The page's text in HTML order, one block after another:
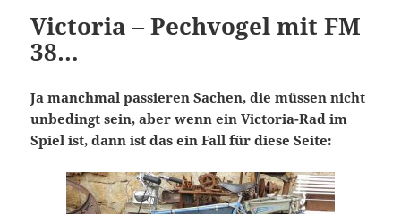
Victoria – Pechvogel mit FM
38…
Ja manchmal passieren Sachen, die müssen nicht
unbedingt sein, aber wenn ein Victoria-Rad im
Spiel ist, dann ist das ein Fall für diese Seite: